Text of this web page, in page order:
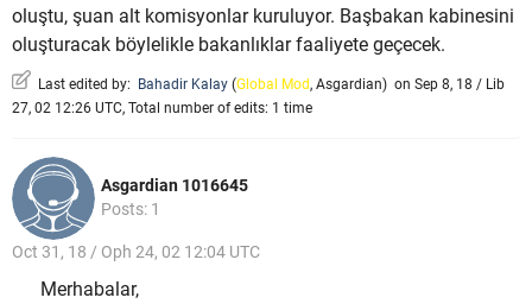
oluştu, şuan alt komisyonlar kuruluyor. Başbakan kabinesini
oluşturacak böylelikle bakanlıklar faaliyete geçecek.
Last edited by: Bahadir Kalay (Global Mod, Asgardian) on Sep 8, 18 / Lib
27, 02 12:26 UTC, Total number of edits: 1 time
Asgardian 1016645
Posts: 1
Oct 31, 18 / Oph 24, 02 12:04 UTC
Merhabalar,